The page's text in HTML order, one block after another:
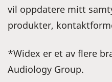
vil oppdatere mitt
produkter,
*Widex er et av flere
Audiology Group.